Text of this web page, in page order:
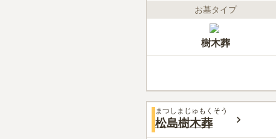
お墓タイプ
樹木葬
まつしまじゅもくそう
松島樹木葬